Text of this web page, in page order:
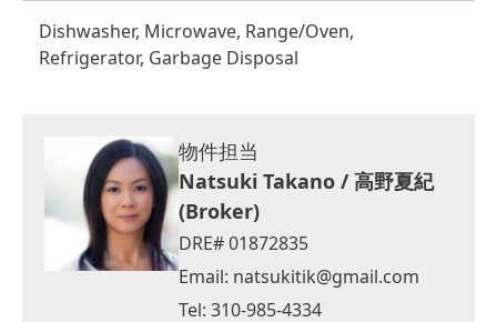
Dishwasher, Microwave, Range/Oven,
Refrigerator, Garbage Disposal
物件担当
Natsuki Takano / 高野夏紀
(Broker)
DRE# 01872835
Email: natsukitik@gmail.com
Tel: 310-985-4334